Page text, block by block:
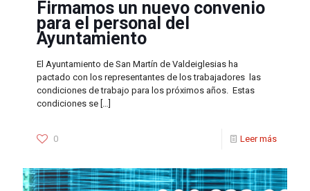
Firmamos un nuevo convenio
para el personal del
Ayuntamiento
El Ayuntamiento de San Martín de Valdeiglesias ha
pactado con los representantes de los trabajadores las
condiciones de trabajo para los próximos años. Estas
condiciones se […]
0 Leer más